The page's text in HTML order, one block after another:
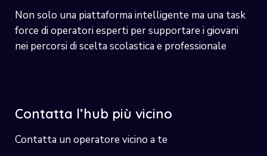
Non solo una piattaforma intelligente ma una task
force di operatori esperti per supportare i giovani
nei percorsi di scelta scolastica e professionale
Contatta l’hub più vicino
Contatta un operatore vicino a te